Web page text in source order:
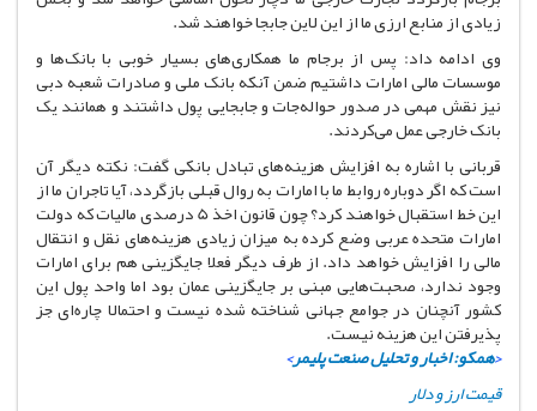
زیادی از منابع ارزی ما از این لاین جابجا خواهند شد.
وی ادامه داد: پس از برجام ما همکاری‌های بسیار خوبی با بانک‌ها و
موسسات مالی امارات داشتیم ضمن آنکه بانک ملی و صادرات شعبه دبی
نیز نقش مهمی در صدور حواله‌جات و جابجایی پول داشتند و همانند یک
بانک خارجی عمل می‌کردند.
قربانی با اشاره به افزایش هزینه‌های تبادل بانکی گفت: نکته دیگر آن
است که اگر دوباره روابط ما با امارات به روال قبلی بازگردد، آیا تاجران ما از
این خط استقبال خواهند کرد؟ چون قانون اخذ 5 درصدی مالیات که دولت
امارات متحده عربی وضع کرده به میزان زیادی هزینه‌های نقل و انتقال
مالی را افزایش خواهد داد. از طرف دیگر فعلا جایگزینی هم برای امارات
وجود ندارد، صحبت‌هایی مبنی بر جایگزینی عمان بود اما واحد پول این
کشور آنچنان در جوامع جهانی شناخته شده نیست و احتمالا چاره‌ای جز
پذیرفتن این هزینه نیست.
<همکو: اخبار و تحلیل صنعت پلیمر>
قیمت ارز و دلار